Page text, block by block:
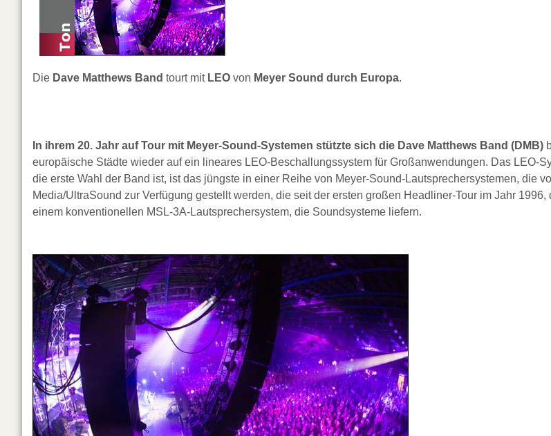
Die Dave Matthews Band tourt mit LEO von Meyer Sound durch Europa.
In ihrem 20. Jahr auf Tour mit Meyer-Sound-Systemen stützte sich die Dave Matthews Band (DMB)
europäische Städte wieder auf ein lineares LEO-Beschallungssystem für Großanwendungen. Das LEO-
die erste Wahl der Band ist, ist das jüngste in einer Reihe von Meyer-Sound-Lautsprechersystemen, die
Media/UltraSound zur Verfügung gestellt werden, die seit der ersten großen Headliner-Tour im Jahr 1996,
einem konventionellen MSL-3A-Lautsprechersystem, die Soundsysteme liefern.